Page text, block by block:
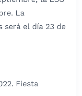
La
el día 23 de
Fiesta